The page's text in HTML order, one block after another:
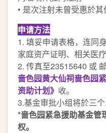
• 是次注射未曾受惠於
申请方法
1. 填妥申请表格，连同
家庭资产证明、相关医疗
2. 传真至23515640 或
啬色园黄大仙祠啬色园
资助计划》 收。
3.基金审批小组将於三个
*啬色园紧急援助基金管
权。